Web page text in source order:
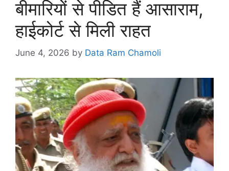
बीमारियों से पीडित हैं आसाराम,
हाईकोर्ट से मिली राहत
June 4, 2026 by Data Ram Chamoli